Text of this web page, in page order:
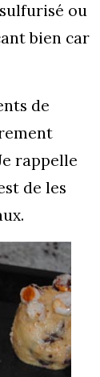
ou
bien car
de
rappelle
de les